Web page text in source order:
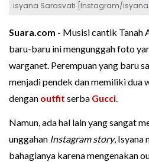
isyana Sarasvati [Instagram/
Suara.com - Musisi cantik Tanah
baru-baru ini mengunggah foto
warganet. Perempuan yang baru
menjadi pendek dan memiliki dua
dengan outfit serba Gucci.
Namun, ada hal lain yang sangat
unggahan Instagram story, Isyana
bahagianya karena mengenakan